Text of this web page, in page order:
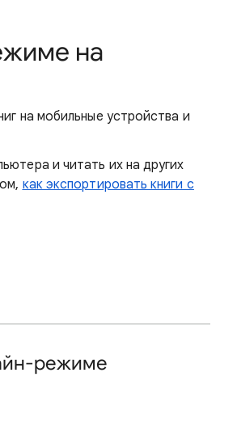
на
на мобильные устройства и
и читать их на других
как экспортировать книги с
режиме